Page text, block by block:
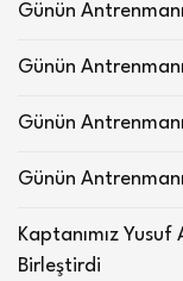
Günün
Günün
Günün
Günün
Kaptanımız
Birleştirdi